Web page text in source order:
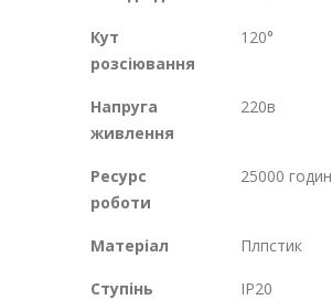
Кут
розсіювання
120°
Напруга
живлення
220в
Ресурс
роботи
25000 годин
Матеріал Плпстик
Ступінь
IP20